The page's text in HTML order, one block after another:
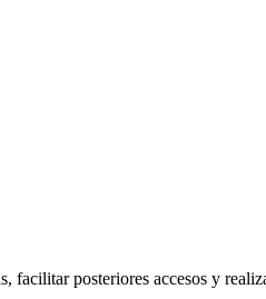
posteriores accesos y